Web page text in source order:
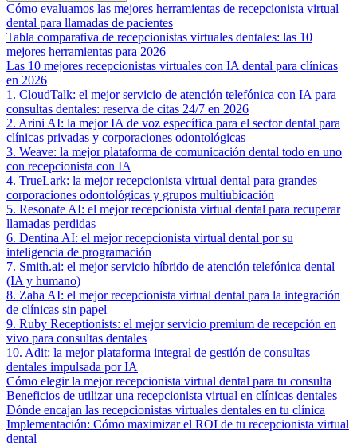
Cómo evaluamos las mejores herramientas de recepcionista virtual
dental para llamadas de pacientes
Tabla comparativa de recepcionistas virtuales dentales: las 10
mejores herramientas para 2026
Las 10 mejores recepcionistas virtuales con IA dental para clínicas
en 2026
1. CloudTalk: el mejor servicio de atención telefónica con IA para
consultas dentales: reserva de citas 24/7 en 2026
2. Arini AI: la mejor IA de voz específica para el sector dental para
clínicas privadas y corporaciones odontológicas
3. Weave: la mejor plataforma de comunicación dental todo en uno
con recepcionista con IA
4. TrueLark: la mejor recepcionista virtual dental para grandes
corporaciones odontológicas y grupos multiubicación
5. Resonate AI: el mejor recepcionista virtual dental para recuperar
llamadas perdidas
6. Dentina AI: el mejor recepcionista virtual dental por su
inteligencia de programación
7. Smith.ai: el mejor servicio híbrido de atención telefónica dental
(IA y humano)
8. Zaha AI: el mejor recepcionista virtual dental para la integración
de clínicas sin papel
9. Ruby Receptionists: el mejor servicio premium de recepción en
vivo para consultas dentales
10. Adit: la mejor plataforma integral de gestión de consultas
dentales impulsada por IA
Cómo elegir la mejor recepcionista virtual dental para tu consulta
Beneficios de utilizar una recepcionista virtual en clínicas dentales
Dónde encajan las recepcionistas virtuales dentales en tu clínica
Implementación: Cómo maximizar el ROI de tu recepcionista virtual
dental